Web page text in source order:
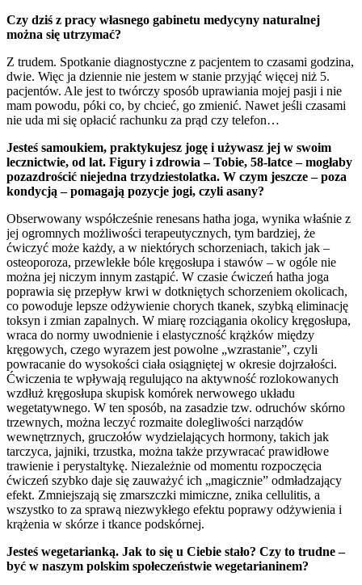
Czy dziś z pracy własnego gabinetu medycyny naturalnej
można się utrzymać?
Z trudem. Spotkanie diagnostyczne z pacjentem to czasami godzina,
dwie. Więc ja dziennie nie jestem w stanie przyjąć więcej niż 5.
pacjentów. Ale jest to twórczy sposób uprawiania mojej pasji i nie
mam powodu, póki co, by chcieć, go zmienić. Nawet jeśli czasami
nie uda mi się opłacić rachunku za prąd czy telefon…
Jesteś samoukiem, praktykujesz jogę i używasz jej w swoim
lecznictwie, od lat. Figury i zdrowia – Tobie, 58-latce – mogłaby
pozazdrościć niejedna trzydziestolatka. W czym jeszcze – poza
kondycją – pomagają pozycje jogi, czyli asany?
Obserwowany współcześnie renesans hatha joga, wynika właśnie z
jej ogromnych możliwości terapeutycznych, tym bardziej, że
ćwiczyć może każdy, a w niektórych schorzeniach, takich jak –
osteoporoza, przewlekłe bóle kręgosłupa i stawów – w ogóle nie
można jej niczym innym zastąpić. W czasie ćwiczeń hatha joga
poprawia się przepływ krwi w dotkniętych schorzeniem okolicach,
co powoduje lepsze odżywienie chorych tkanek, szybką eliminację
toksyn i zmian zapalnych. W miarę rozciągania okolicy kręgosłupa,
wraca do normy uwodnienie i elastyczność krążków między
kręgowych, czego wyrazem jest powolne „wzrastanie”, czyli
powracanie do wysokości ciała osiągniętej w okresie dojrzałości.
Ćwiczenia te wpływają regulująco na aktywność rozlokowanych
wzdłuż kręgosłupa skupisk komórek nerwowego układu
wegetatywnego. W ten sposób, na zasadzie tzw. odruchów skórno
trzewnych, można leczyć rozmaite dolegliwości narządów
wewnętrznych, gruczołów wydzielających hormony, takich jak
tarczyca, jajniki, trzustka, można także przywracać prawidłowe
trawienie i perystaltykę. Niezależnie od momentu rozpoczęcia
ćwiczeń szybko daje się zauważyć ich „magicznie” odmładzający
efekt. Zmniejszają się zmarszczki mimiczne, znika cellulitis, a
wszystko to za sprawą niezwykłego efektu poprawy odżywienia i
krążenia w skórze i tkance podskórnej.
Jesteś wegetarianką. Jak to się u Ciebie stało? Czy to trudne –
być w naszym polskim społeczeństwie wegetarianinem?